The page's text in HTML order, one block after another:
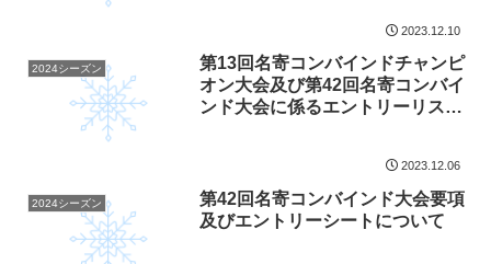
2023.12.10
2024シーズン
第13回名寄コンバインドチャンピ
オン大会及び第42回名寄コンバイ
ンド大会に係るエントリーリスト
2023.12.06
2024シーズン
第42回名寄コンバインド大会要項
及びエントリーシートについて